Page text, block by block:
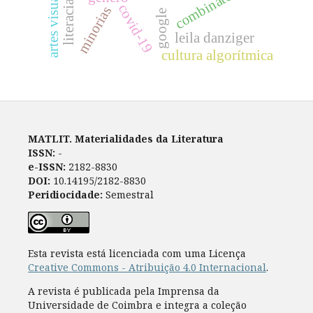
google
cultura algorítmica
covid-19 leila danziger
artes visuais minorias
MATLIT. Materialidades da Literatura
ISSN: -
e-ISSN: 2182-8830
DOI: 10.14195/2182-8830
Peridiocidade: Semestral
Esta revista está licenciada com uma Licença
Creative Commons - Atribuição 4.0 Internacional.
A revista é publicada pela Imprensa da
Universidade de Coimbra e integra a coleção